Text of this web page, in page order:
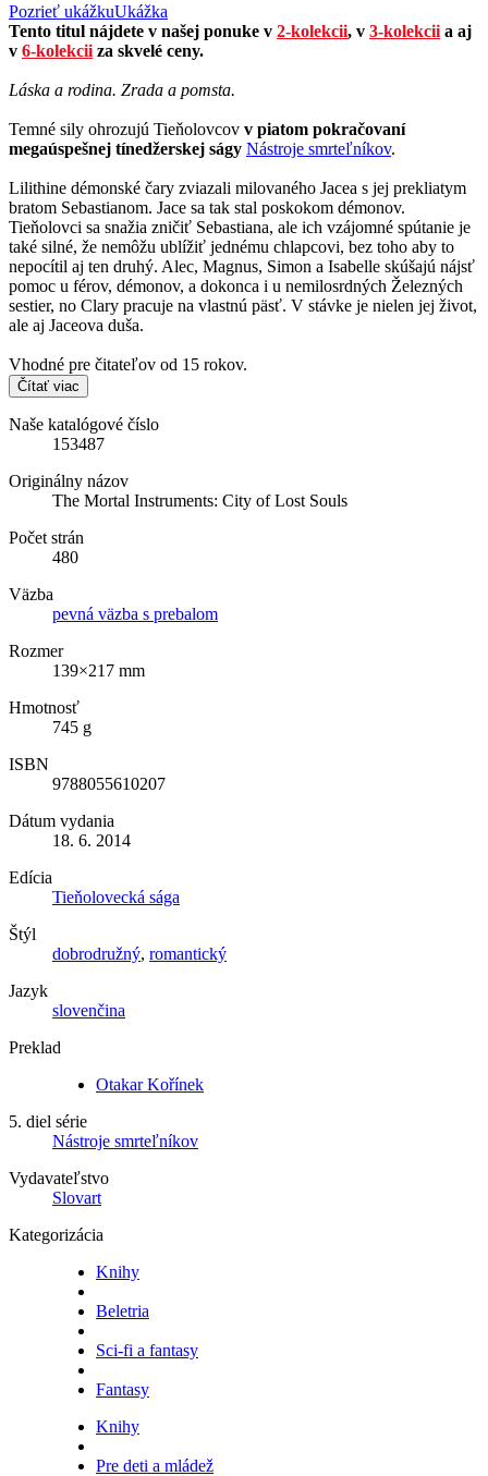
Pozrieť ukážkuUkážka
Tento titul nájdete v našej ponuke v 2-kolekcii, v 3-kolekcii a aj
v 6-kolekcii za skvelé ceny.
Láska a rodina. Zrada a pomsta.
Temné sily ohrozujú Tieňolovcov v piatom pokračovaní
megaúspešnej tínedžerskej ságy Nástroje smrteľníkov.
Lilithine démonské čary zviazali milovaného Jacea s jej prekliatym
bratom Sebastianom. Jace sa tak stal poskokom démonov.
Tieňolovci sa snažia zničiť Sebastiana, ale ich vzájomné spútanie je
také silné, že nemôžu ublížiť jednému chlapcovi, bez toho aby to
nepocítil aj ten druhý. Alec, Magnus, Simon a Isabelle skúšajú nájsť
pomoc u férov, démonov, a dokonca i u nemilosrdných Železných
sestier, no Clary pracuje na vlastnú päsť. V stávke je nielen jej život,
ale aj Jaceova duša.
Vhodné pre čitateľov od 15 rokov.
Čítať viac
Naše katalógové číslo
153487
Originálny názov
The Mortal Instruments: City of Lost Souls
Počet strán
480
Väzba
pevná väzba s prebalom
Rozmer
139×217 mm
Hmotnosť
745 g
ISBN
9788055610207
Dátum vydania
18. 6. 2014
Edícia
Tieňolovecká sága
Štýl
dobrodružný, romantický
Jazyk
slovenčina
Preklad
Otakar Kořínek
5. diel série
Nástroje smrteľníkov
Vydavateľstvo
Slovart
Kategorizácia
Knihy
Beletria
Sci-fi a fantasy
Fantasy
Knihy
Pre deti a mládež